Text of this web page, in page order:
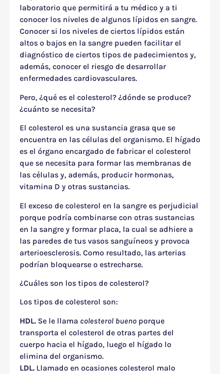
laboratorio que permitirá a tu médico y a ti
conocer los niveles de algunos lípidos en sangre.
Conocer si los niveles de ciertos lípidos están
altos o bajos en la sangre pueden facilitar el
diagnóstico de ciertos tipos de padecimientos y,
además, conocer el riesgo de desarrollar
enfermedades cardiovasculares.
Pero, ¿qué es el colesterol? ¿dónde se produce?
¿cuánto se necesita?
El colesterol es una sustancia grasa que se
encuentra en las células del organismo. El hígado
es el órgano encargado de fabricar el colesterol
que se necesita para formar las membranas de
las células y, además, producir hormonas,
vitamina D y otras sustancias.
El exceso de colesterol en la sangre es perjudicial
porque podría combinarse con otras sustancias
en la sangre y formar placa, la cual se adhiere a
las paredes de tus vasos sanguíneos y provoca
arterioesclerosis. Como resultado, las arterias
podrían bloquearse o estrecharse.
¿Cuáles son los tipos de colesterol?
Los tipos de colesterol son:
HDL. Se le llama colesterol bueno porque
transporta el colesterol de otras partes del
cuerpo hacia el hígado, luego el hígado lo
elimina del organismo.
LDL. Llamado en ocasiones colesterol malo